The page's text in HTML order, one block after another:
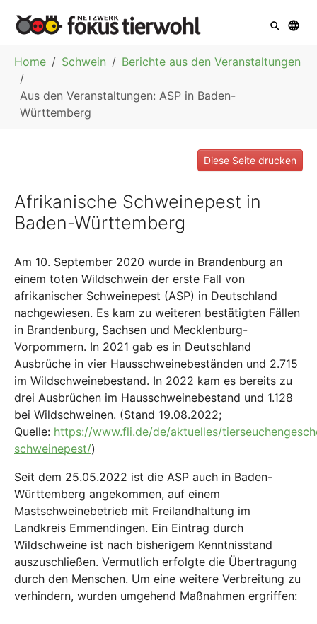
Home Schwein Berichte aus den Veranstaltungen
Aus den Veranstaltungen: ASP in Baden-
Württemberg
Diese Seite drucken
Afrikanische Schweinepest in
Baden-Württemberg
Am 10. September 2020 wurde in Brandenburg an
einem toten Wildschwein der erste Fall von
afrikanischer Schweinepest (ASP) in Deutschland
nachgewiesen. Es kam zu weiteren bestätigten Fällen
in Brandenburg, Sachsen und Mecklenburg-
Vorpommern. In 2021 gab es in Deutschland
Ausbrüche in vier Hausschweinebeständen und 2.715
im Wildschweinebestand. In 2022 kam es bereits zu
drei Ausbrüchen im Hausschweinebestand und 1.128
bei Wildschweinen. (Stand 19.08.2022;
Quelle: https://www.fli.de/de/aktuelles/
schweinepest/)
Seit dem 25.05.2022 ist die ASP auch in Baden-
Württemberg angekommen, auf einem
Mastschweinebetrieb mit Freilandhaltung im
Landkreis Emmendingen. Ein Eintrag durch
Wildschweine ist nach bisherigem Kenntnisstand
auszuschließen. Vermutlich erfolgte die Übertragung
durch den Menschen. Um eine weitere Verbreitung zu
verhindern, wurden umgehend Maßnahmen ergriffen: